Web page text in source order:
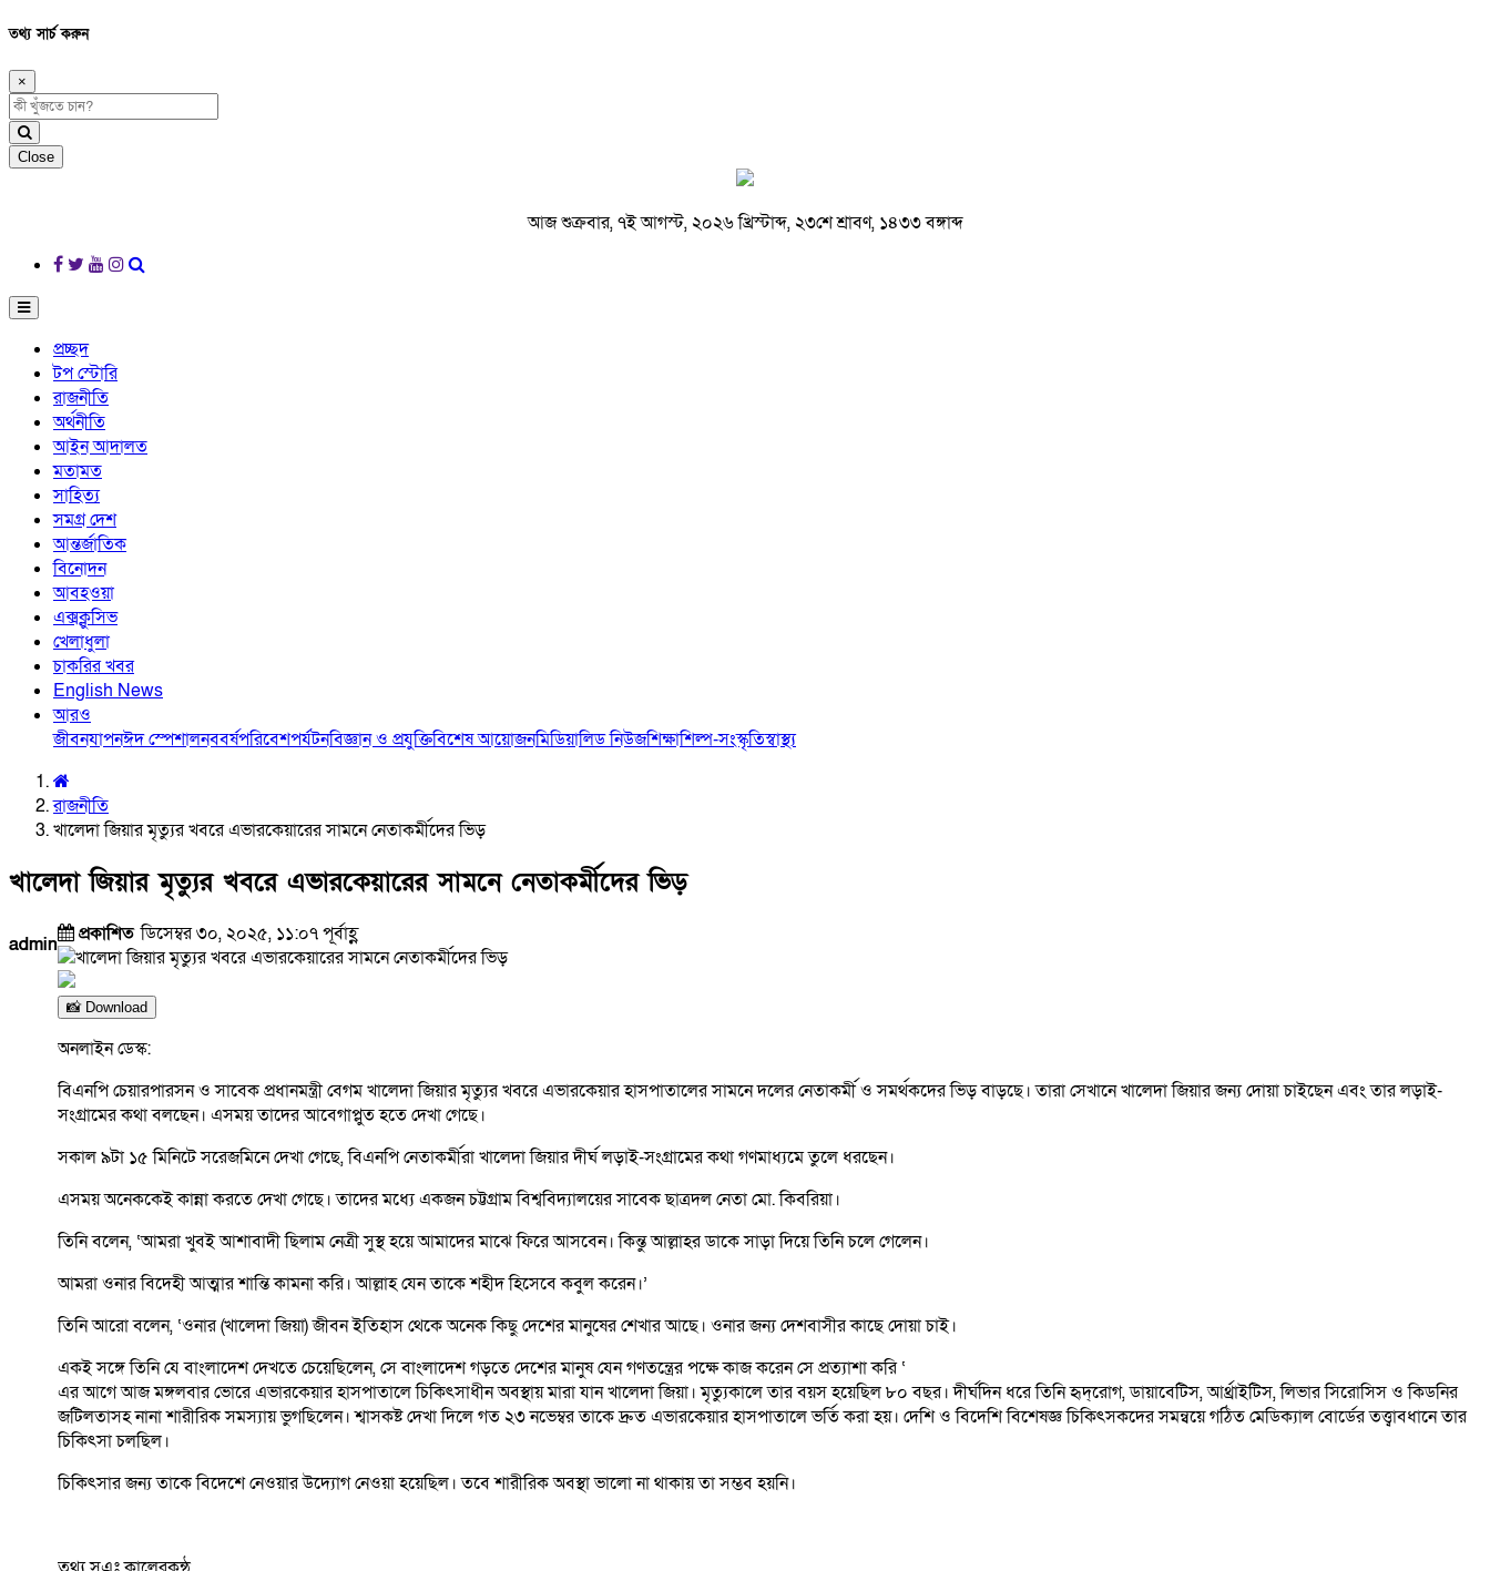
তথ্য সার্চ করুন
×
Close
আজ শুক্রবার, ৭ই আগস্ট, ২০২৬ খ্রিস্টাব্দ, ২৩শে শ্রাবণ, ১৪৩৩ বঙ্গাব্দ
প্রচ্ছদ
টপ স্টোরি
রাজনীতি
অর্থনীতি
আইন আদালত
মতামত
সাহিত্য
সমগ্র দেশ
আন্তর্জাতিক
বিনোদন
আবহওয়া
এক্সক্লুসিভ
খেলাধুলা
চাকরির খবর
English News
আরও
জীবনযাপনঈদ স্পেশালনববর্ষপরিবেশপর্যটনবিজ্ঞান ও প্রযুক্তিবিশেষ আয়োজনমিডিয়ালিড নিউজশিক্ষাশিল্প-সংস্কৃতিস্বাস্থ্য
রাজনীতি
খালেদা জিয়ার মৃত্যুর খবরে এভারকেয়ারের সামনে নেতাকর্মীদের ভিড়
খালেদা জিয়ার মৃত্যুর খবরে এভারকেয়ারের সামনে নেতাকর্মীদের ভিড়
admin প্রকাশিতডিসেম্বর ৩০, ২০২৫, ১১:০৭ পূর্বাহ্ণ
📸 Download
অনলাইন ডেস্ক:
বিএনপি চেয়ারপারসন ও সাবেক প্রধানমন্ত্রী বেগম খালেদা জিয়ার মৃত্যুর খবরে এভারকেয়ার হাসপাতালের সামনে দলের নেতাকর্মী ও সমর্থকদের ভিড় বাড়ছে। তারা সেখানে খালেদা জিয়ার জন্য দোয়া চাইছেন এবং তার লড়াই-
সংগ্রামের কথা বলছেন। এসময় তাদের আবেগাপ্লুত হতে দেখা গেছে।
সকাল ৯টা ১৫ মিনিটে সরেজমিনে দেখা গেছে, বিএনপি নেতাকর্মীরা খালেদা জিয়ার দীর্ঘ লড়াই-সংগ্রামের কথা গণমাধ্যমে তুলে ধরছেন।
এসময় অনেককেই কান্না করতে দেখা গেছে। তাদের মধ্যে একজন চট্টগ্রাম বিশ্ববিদ্যালয়ের সাবেক ছাত্রদল নেতা মো. কিবরিয়া।
তিনি বলেন, ‘আমরা খুবই আশাবাদী ছিলাম নেত্রী সুস্থ হয়ে আমাদের মাঝে ফিরে আসবেন। কিন্তু আল্লাহর ডাকে সাড়া দিয়ে তিনি চলে গেলেন।
আমরা ওনার বিদেহী আত্মার শান্তি কামনা করি। আল্লাহ যেন তাকে শহীদ হিসেবে কবুল করেন।’
তিনি আরো বলেন, ‘ওনার (খালেদা জিয়া) জীবন ইতিহাস থেকে অনেক কিছু দেশের মানুষের শেখার আছে। ওনার জন্য দেশবাসীর কাছে দোয়া চাই।
একই সঙ্গে তিনি যে বাংলাদেশ দেখতে চেয়েছিলেন, সে বাংলাদেশ গড়তে দেশের মানুষ যেন গণতন্ত্রের পক্ষে কাজ করেন সে প্রত্যাশা করি ‘
এর আগে আজ মঙ্গলবার ভোরে এভারকেয়ার হাসপাতালে চিকিৎসাধীন অবস্থায় মারা যান খালেদা জিয়া। মৃত্যুকালে তার বয়স হয়েছিল ৮০ বছর। দীর্ঘদিন ধরে তিনি হৃদ্‌রোগ, ডায়াবেটিস, আর্থ্রাইটিস, লিভার সিরোসিস ও কিডনির
জটিলতাসহ নানা শারীরিক সমস্যায় ভুগছিলেন। শ্বাসকষ্ট দেখা দিলে গত ২৩ নভেম্বর তাকে দ্রুত এভারকেয়ার হাসপাতালে ভর্তি করা হয়। দেশি ও বিদেশি বিশেষজ্ঞ চিকিৎসকদের সমন্বয়ে গঠিত মেডিক্যাল বোর্ডের তত্ত্বাবধানে তার
চিকিৎসা চলছিল।
চিকিৎসার জন্য তাকে বিদেশে নেওয়ার উদ্যোগ নেওয়া হয়েছিল। তবে শারীরিক অবস্থা ভালো না থাকায় তা সম্ভব হয়নি।